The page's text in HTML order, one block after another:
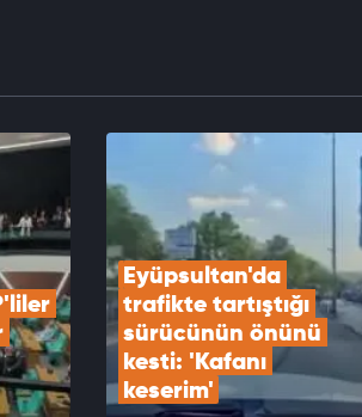
yayımlandı
Eyüpsultan'da
trafikte tartıştığı
sürücünün önünü
kesti: 'Kafanı
keserim'